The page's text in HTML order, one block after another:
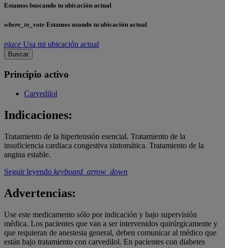
Estamos buscando tu ubicación actual
where_to_vote Estamos usando tu ubicación actual
place Usa mi ubicación actual
Buscar
Principio activo
Carvedilol
Indicaciones:
Tratamiento de la hipertensión esencial. Tratamiento de la
insuficiencia cardiaca congestiva sintomática. Tratamiento de la
angina estable.
Seguir leyendo keyboard_arrow_down
Advertencias:
Use este medicamento sólo por indicación y bajo supervisión
médica. Los pacientes que van a ser intervenidos quirúrgicamente y
que requieran de anestesia general, deben comunicar al médico que
están bajo tratamiento con carvedilol. En pacientes con diabetes